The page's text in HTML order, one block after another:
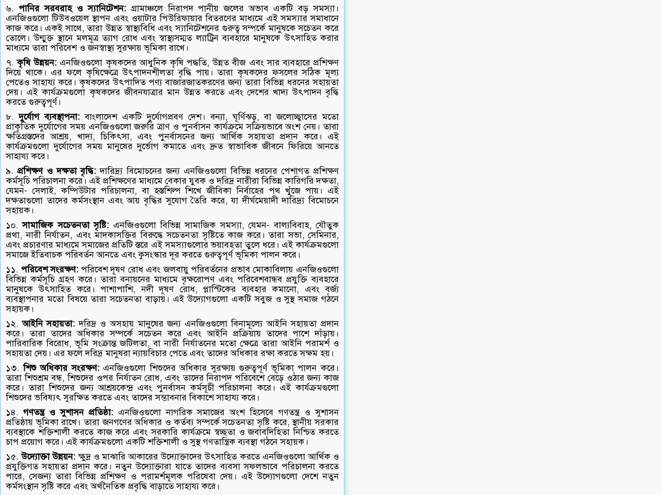
৬. পানির সরবরাহ ও স্যানিটেশন:গ্রামাঞ্চলে নিরাপদ পানীয় জলের অভাব একটি বড় সমস্যা।
এনজিওগুলো টিউবওয়েল স্থাপন এবং ওয়াটার পিউরিফায়ার বিতরণের মাধ্যমে এই সমস্যার সমাধানে
কাজ করে। একই সাথে, তারা উন্নত স্বাস্থ্যবিধি এবং স্যানিটেশনের গুরুত্ব সম্পর্কে মানুষকে সচেতন করে
তোলে। উন্মুক্ত স্থানে মলমূত্র ত্যাগ রোধ এবং স্বাস্থ্যসম্মত ল্যাট্রিন ব্যবহারে মানুষকে উৎসাহিত করার
মাধ্যমে তারা পরিবেশ ও জনস্বাস্থ্য সুরক্ষায় ভূমিকা রাখে।
৭.কৃষি উন্নয়ন: এনজিওগুলো কৃষকদের আধুনিক কৃষি পদ্ধতি, উন্নত বীজ এবং সার ব্যবহারে প্রশিক্ষণ
দিয়ে থাকে। এর ফলে কৃষিক্ষেত্রে উৎপাদনশীলতা বৃদ্ধি পায়। তারা কৃষকদের ফসলের সঠিক মূল্য
পেতেও সাহায্য করে। কৃষকদের উৎপাদিত পণ্য বাজারজাতকরণের জন্য তারা বিভিন্ন ধরনের সহায়তা
দেয়। এই কার্যক্রমগুলো কৃষকদের জীবনযাত্রার মান উন্নত করতে এবং দেশের খাদ্য উৎপাদন বৃদ্ধি
করতে গুরুত্বপূর্ণ।
৮.দুর্যোগ ব্যবস্থাপনা: বাংলাদেশ একটি দুর্যোগপ্রবণ দেশ। বন্যা, ঘূর্ণিঝড়, বা জলোচ্ছ্বাসের মতো
প্রাকৃতিক দুর্যোগের সময় এনজিওগুলো জরুরি ত্রাণ ও পুনর্বাসন কার্যক্রমে সক্রিয়ভাবে অংশ নেয়। তারা
ক্ষতিগ্রস্তদের আশ্রয়, খাদ্য, চিকিৎসা, এবং পুনর্বাসনের জন্য আর্থিক সহায়তা প্রদান করে। এই
কার্যক্রমগুলো দুর্যোগের সময় মানুষের দুর্ভোগ কমাতে এবং দ্রুত স্বাভাবিক জীবনে ফিরিয়ে আনতে
সাহায্য করে।
৯. প্রশিক্ষণ ও দক্ষতা বৃদ্ধি: দারিদ্র্য বিমোচনের জন্য এনজিওগুলো বিভিন্ন ধরনের পেশাগত প্রশিক্ষণ
কর্মসূচি পরিচালনা করে। এই প্রশিক্ষণের মাধ্যমে বেকার যুবক ও দরিদ্র নারীরা বিভিন্ন কারিগরি দক্ষতা,
যেমন- সেলাই, কম্পিউটার পরিচালনা, বা হস্তশিল্প শিখে জীবিকা নির্বাহের পথ খুঁজে পায়। এই
দক্ষতাগুলো তাদের কর্মসংস্থান এবং আয় বৃদ্ধির সুযোগ তৈরি করে, যা দীর্ঘমেয়াদী দারিদ্র্য বিমোচনে
সহায়ক।
১০.সামাজিক সচেতনতা সৃষ্টি: এনজিওগুলো বিভিন্ন সামাজিক সমস্যা, যেমন- বাল্যবিবাহ, যৌতুক
প্রথা, নারী নির্যাতন, এবং মাদকাসক্তির বিরুদ্ধে সচেতনতা সৃষ্টিতে কাজ করে। তারা সভা, সেমিনার,
এবং প্রচারণার মাধ্যমে সমাজের প্রতিটি স্তরে এই সমস্যাগুলোর ভয়াবহতা তুলে ধরে। এই কার্যক্রমগুলো
সমাজে ইতিবাচক পরিবর্তন আনতে এবং কুসংস্কার দূর করতে গুরুত্বপূর্ণ ভূমিকা পালন করে।
১১. পরিবেশ সংরক্ষণ: পরিবেশ দূষণ রোধ এবং জলবায়ু পরিবর্তনের প্রভাব মোকাবিলায় এনজিওগুলো
বিভিন্ন কর্মসূচি গ্রহণ করে। তারা বনায়নের মাধ্যমে বৃক্ষরোপণ এবং পরিবেশবান্ধব প্রযুক্তি ব্যবহারে
মানুষকে উৎসাহিত করে। পাশাপাশি, নদী দূষণ রোধ, প্লাস্টিকের ব্যবহার কমানো, এবং বর্জ্য
ব্যবস্থাপনার মতো বিষয়ে তারা সচেতনতা বাড়ায়। এই উদ্যোগগুলো একটি সবুজ ও সুস্থ সমাজ গঠনে
সহায়ক।
১২.আইনি সহায়তা: দরিদ্র ও অসহায় মানুষের জন্য এনজিওগুলো বিনামূল্যে আইনি সহায়তা প্রদান
করে। তারা তাদের অধিকার সম্পর্কে সচেতন করে এবং আইনি প্রক্রিয়ায় তাদের পাশে দাঁড়ায়।
পারিবারিক বিরোধ, ভূমি সংক্রান্ত জটিলতা, বা নারী নির্যাতনের মতো ক্ষেত্রে তারা আইনি পরামর্শ ও
সহায়তা দেয়। এর ফলে দরিদ্র মানুষরা ন্যায়বিচার পেতে এবং তাদের অধিকার রক্ষা করতে সক্ষম হয়।
১৩.শিশু অধিকার সংরক্ষণ:এনজিওগুলো শিশুদের অধিকার সুরক্ষায় গুরুত্বপূর্ণ ভূমিকা পালন করে।
তারা শিশুশ্রম বন্ধ, শিশুদের ওপর নির্যাতন রোধ, এবং তাদের নিরাপদ পরিবেশে বেড়ে ওঠার জন্য কাজ
করে। তারা শিশুদের জন্য আশ্রয়কেন্দ্র এবং পুনর্বাসন কর্মসূচী পরিচালনা করে। এই কার্যক্রমগুলো
শিশুদের ভবিষ্যৎ সুরক্ষিত করতে এবং তাদের সম্ভাবনার বিকাশে সাহায্য করে।
১৪. গণতন্ত্র ও সুশাসন প্রতিষ্ঠা:এনজিওগুলো নাগরিক সমাজের অংশ হিসেবে গণতন্ত্র ও সুশাসন
প্রতিষ্ঠায় ভূমিকা রাখে। তারা জনগণের অধিকার ও কর্তব্য সম্পর্কে সচেতনতা সৃষ্টি করে, স্থানীয় সরকার
ব্যবস্থাকে শক্তিশালী করতে কাজ করে এবং সরকারি কার্যক্রমে স্বচ্ছতা ও জবাবদিহিতা নিশ্চিত করতে
চাপ প্রয়োগ করে। এই কার্যক্রমগুলো একটি শক্তিশালী ও সুস্থ গণতান্ত্রিক ব্যবস্থা গঠনে সহায়ক।
১৫.উদ্যোক্তা উন্নয়ন: ক্ষুদ্র ও মাঝারি আকারের উদ্যোক্তাদের উৎসাহিত করতে এনজিওগুলো আর্থিক ও
প্রযুক্তিগত সহায়তা প্রদান করে। নতুন উদ্যোক্তারা যাতে তাদের ব্যবসা সফলভাবে পরিচালনা করতে
পারে, সেজন্য তারা বিভিন্ন প্রশিক্ষণ ও পরামর্শমূলক পরিষেবা দেয়। এই উদ্যোগগুলো দেশে নতুন
কর্মসংস্থান সৃষ্টি করে এবং অর্থনৈতিক প্রবৃদ্ধি বাড়াতে সাহায্য করে।